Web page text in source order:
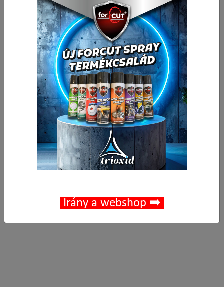
15 047,24 Ft
19 110,00 Ft
Vissza a kategóriába: Ujj és hosszlyukmaró
+ db Kosárba
UMCO20
Kedvencek
Munkahossz: 38 mm
Irány a webshop ➡️